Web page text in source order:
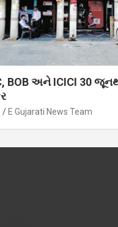
BOB અને ICICI 30
E Gujarati News Team